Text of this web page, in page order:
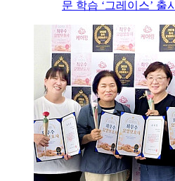
문 학습 ‘그레이스’ 출시